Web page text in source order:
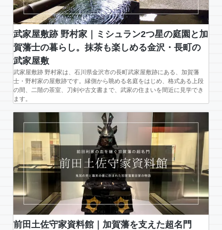
武家屋敷跡 野村家｜ミシュラン2つ星の庭園と加
賀藩士の暮らし。抹茶も楽しめる金沢・長町の
武家屋敷
武家屋敷跡 野村家は、石川県金沢市の長町武家屋敷跡にある、加賀藩
士・野村家の屋敷跡です。縁側から眺める名庭をはじめ、格式ある上段
の間、二階の茶室、刀剣や古文書まで、武家の住まいを間近に見学でき
ます。
前田土佐守家資料館｜加賀藩を支えた超名門